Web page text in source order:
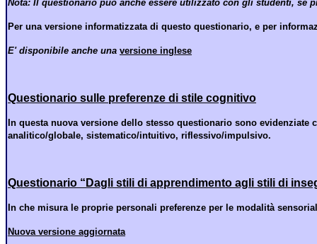
Nota: Il questionario può anche essere utilizzato con gli studenti, se
Per una versione informatizzata di questo questionario, e per
E' disponibile anche una versione inglese
Questionario sulle preferenze di stile cognitivo
In questa nuova versione dello stesso questionario sono
analitico/globale, sistematico/intuitivo, riflessivo/impulsivo.
Questionario “Dagli stili di apprendimento agli stili di
In che misura le proprie personali preferenze per le modalità
Nuova versione aggiornata